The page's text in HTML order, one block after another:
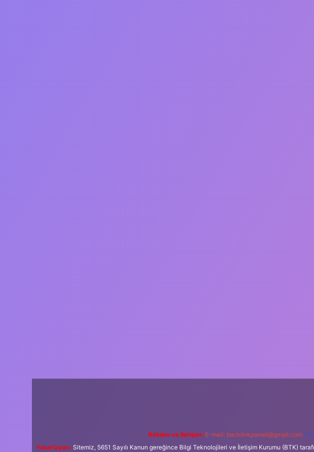
Reklam ve İletişim: E-mail: backlinkpaneli@gmail.com
Yasal Uyarı: Sitemiz, 5651 Sayılı Kanun gereğince Bilgi Teknolojileri ve İletişim Kurumu (BTK)